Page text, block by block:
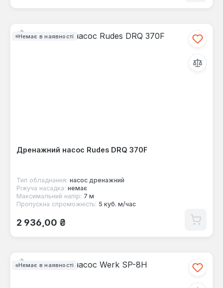
Немає в наявності
Дренажний насос Rudes DRQ 370F
Тип обладнання: насос дренажний
Ріжуча насадка: немає
Максимальний напір: 7 м
Пропускна спроможність: 5 куб. м/час
Звичайна ціна:
2 936,00 ₴
Немає в наявності